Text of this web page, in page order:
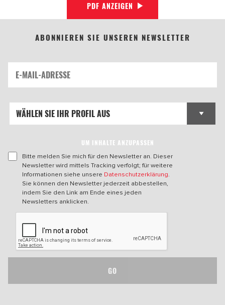
PDF ANZEIGEN
ABONNIEREN SIE UNSEREN NEWSLETTER
UM INHALTE ANZUPASSEN
Bitte melden Sie mich für den Newsletter an. Dieser
Newsletter wird mittels Tracking verfolgt; für weitere
Informationen siehe unsere Datenschutzerklärung.
Sie können den Newsletter jederzeit abbestellen,
indem Sie den Link am Ende eines jeden
Newsletters anklicken.
GO